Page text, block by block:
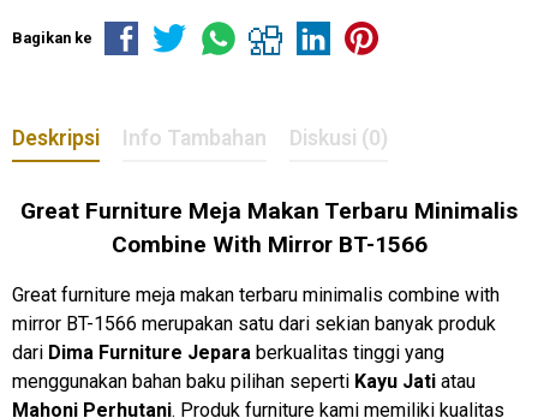
Bagikan ke
Deskripsi Info Tambahan Diskusi (0)
Great Furniture Meja Makan Terbaru Minimalis
Combine With Mirror BT-1566
Great furniture meja makan terbaru minimalis combine with
mirror BT-1566 merupakan satu dari sekian banyak produk
dari Dima Furniture Jepara berkualitas tinggi yang
menggunakan bahan baku pilihan seperti Kayu Jati atau
Mahoni Perhutani. Produk furniture kami memiliki kualitas